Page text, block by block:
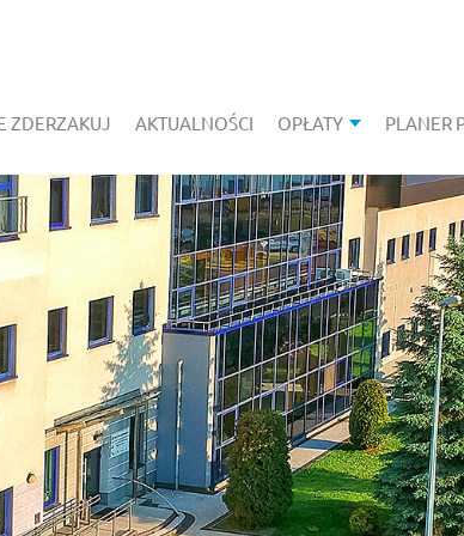
ZDERZAKUJ AKTUALNOŚCI POKAŻ
OPŁATY PLANER